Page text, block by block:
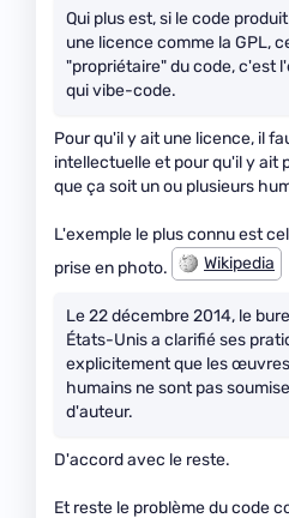
Qui plus est, si le code
une licence comme la GPL,
"propriétaire" du code, c'est
qui vibe-code.
Pour qu'il y ait une licence, il
intellectuelle et pour qu'il y ait
que ça soit un ou plusieurs
L'exemple le plus connu est
prise en photo.
Wikipedia
Le 22 décembre 2014, le
États-Unis a clarifié ses
explicitement que les
humains ne sont pas
d'auteur.
D'accord avec le reste.
Et reste le problème du code